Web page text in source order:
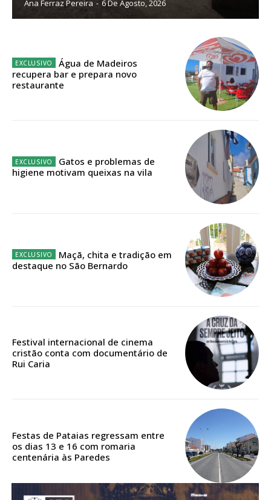
32€
Edição em papel entregue à Quinta-feira em sua
Acesso aos conteúdos Exclusivos para
Ofertas para assinatura anual
12 meses
Ofertas para assinatura anual
Ana Ferraz Pereira - 6 De Agosto, 2026
Água de Madeiros
recupera bar e prepara novo
restaurante
Gatos e problemas de
higiene motivam queixas na vila
Maçã, chita e tradição em
destaque no São Bernardo
Festival internacional de cinema
cristão conta com documentário de
Rui Caria
Festas de Pataias regressam entre
os dias 13 e 16 com romaria
centenária às Paredes